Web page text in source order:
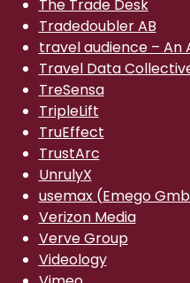
The Trade Desk
Tradedoubler AB
travel audience – An
Travel Data
TreSensa
TripleLift
TruEffect
TrustArc
UnrulyX
usemax (Emego
Verizon Media
Verve Group
Videology